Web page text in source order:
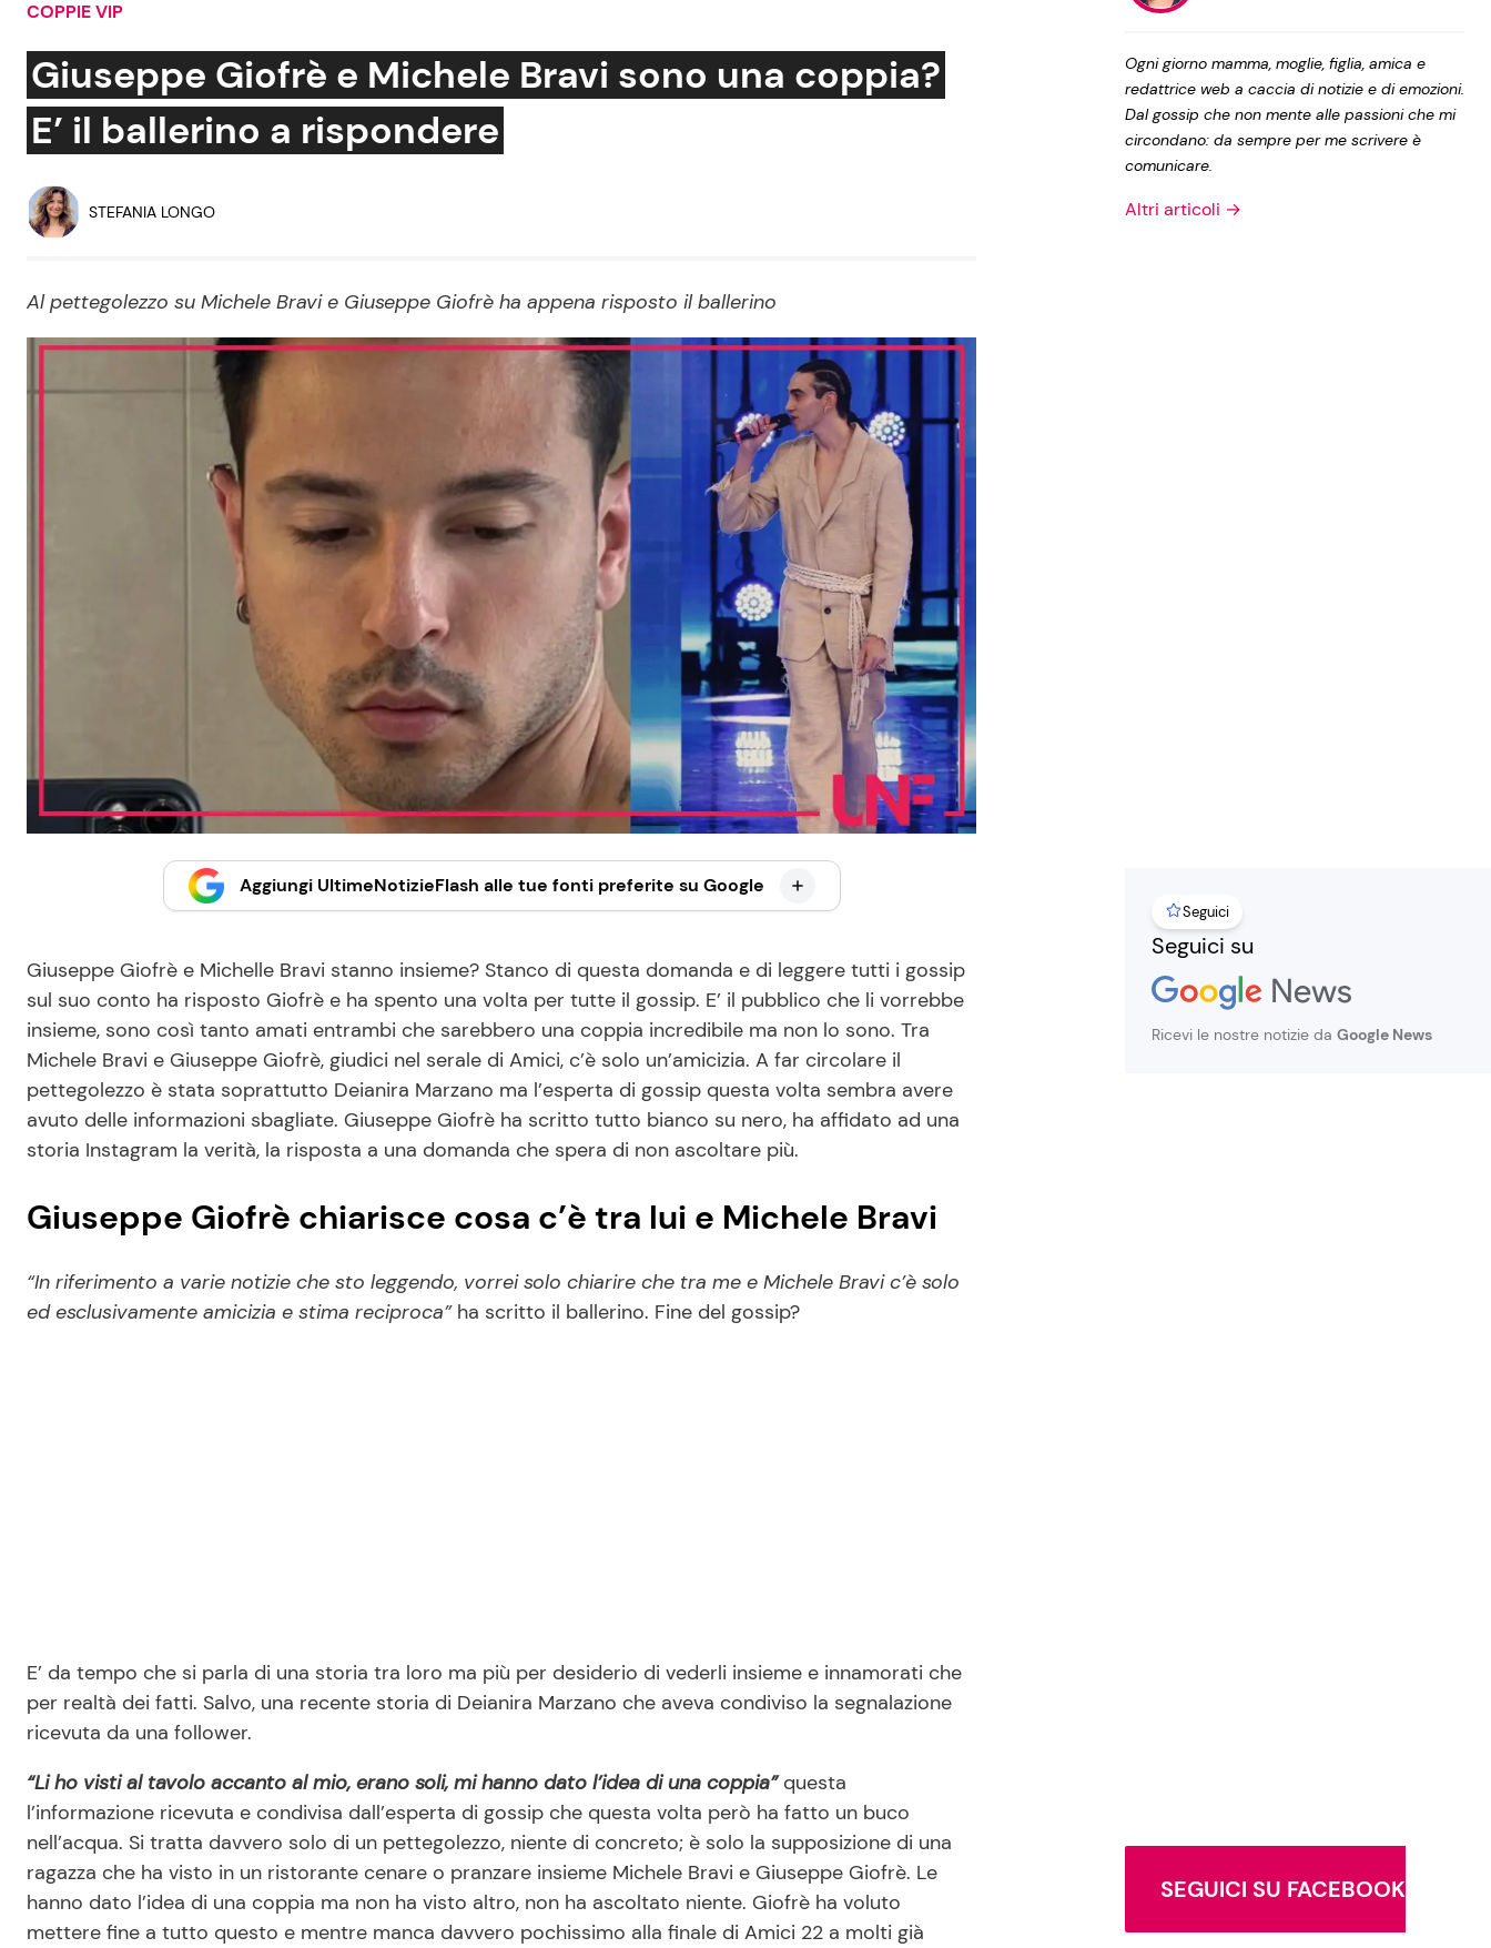
Social News
News dal mondo
Benessere
Mondo Mamma Le Ricette in TV
Ricette Facili e Veloci
Ricette Feste
Ricette per Bambini
Privacy Policy
COPPIE VIP
Giuseppe Giofrè e Michele Bravi sono una coppia?
E’ il ballerino a rispondere
STEFANIA LONGO
Al pettegolezzo su Michele Bravi e Giuseppe Giofrè ha appena risposto il ballerino
Aggiungi UltimeNotizieFlash alle tue fonti preferite su Google
Giuseppe Giofrè e Michelle Bravi stanno insieme? Stanco di questa domanda e di leggere tutti i gossip
sul suo conto ha risposto Giofrè e ha spento una volta per tutte il gossip. E’ il pubblico che li vorrebbe
insieme, sono così tanto amati entrambi che sarebbero una coppia incredibile ma non lo sono. Tra
Michele Bravi e Giuseppe Giofrè, giudici nel serale di Amici, c’è solo un’amicizia. A far circolare il
pettegolezzo è stata soprattutto Deianira Marzano ma l’esperta di gossip questa volta sembra avere
avuto delle informazioni sbagliate. Giuseppe Giofrè ha scritto tutto bianco su nero, ha affidato ad una
storia Instagram la verità, la risposta a una domanda che spera di non ascoltare più.
Giuseppe Giofrè chiarisce cosa c’è tra lui e Michele Bravi
“In riferimento a varie notizie che sto leggendo, vorrei solo chiarire che tra me e Michele Bravi c’è solo
ed esclusivamente amicizia e stima reciproca” ha scritto il ballerino. Fine del gossip?
E’ da tempo che si parla di una storia tra loro ma più per desiderio di vederli insieme e innamorati che
per realtà dei fatti. Salvo, una recente storia di Deianira Marzano che aveva condiviso la segnalazione
ricevuta da una follower.
“Li ho visti al tavolo accanto al mio, erano soli, mi hanno dato l’idea di una coppia”questa
l’informazione ricevuta e condivisa dall’esperta di gossip che questa volta però ha fatto un buco
nell’acqua. Si tratta davvero solo di un pettegolezzo, niente di concreto; è solo la supposizione di una
ragazza che ha visto in un ristorante cenare o pranzare insieme Michele Bravi e Giuseppe Giofrè. Le
hanno dato l’idea di una coppia ma non ha visto altro, non ha ascoltato niente. Giofrè ha voluto
mettere fine a tutto questo e mentre manca davvero pochissimo alla finale di Amici 22 a molti già
Ogni giorno mamma, moglie, figlia, amica e
redattrice web a caccia di notizie e di emozioni.
Dal gossip che non mente alle passioni che mi
circondano: da sempre per me scrivere è
comunicare.
Altri articoli →
Seguici
Seguici su
Ricevi le nostre notizie da Google News
SEGUICI SU FACEBOOK